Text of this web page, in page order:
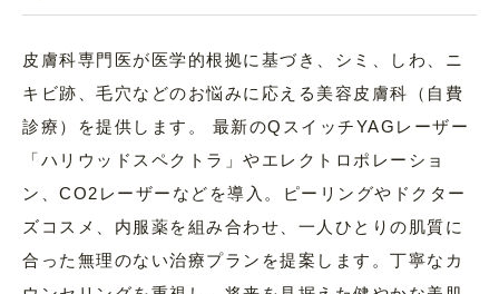
皮膚科専門医が医学的根拠に基づき、シミ、しわ、ニ
キビ跡、毛穴などのお悩みに応える美容皮膚科（自費
診療）を提供します。 最新のQスイッチYAGレーザー
「ハリウッドスペクトラ」やエレクトロポレーショ
ン、CO2レーザーなどを導入。ピーリングやドクター
ズコスメ、内服薬を組み合わせ、一人ひとりの肌質に
合った無理のない治療プランを提案します。丁寧なカ